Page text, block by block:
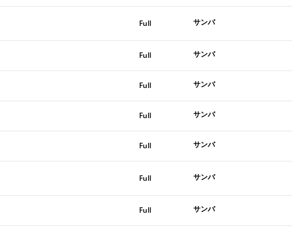
Full サンバ
Full サンバ
Full サンバ
Full サンバ
Full サンバ
Full サンバ
Full サンバ